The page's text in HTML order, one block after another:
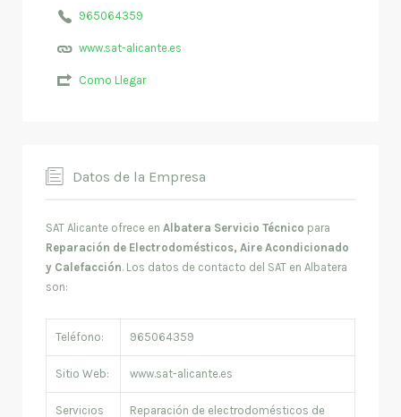
965064359
www.sat-alicante.es
Como Llegar
Datos de la Empresa
SAT Alicante ofrece en Albatera Servicio Técnico para
Reparación de Electrodomésticos, Aire Acondicionado
y Calefacción. Los datos de contacto del SAT en Albatera
son:
Teléfono: 965064359
Sitio Web: www.sat-alicante.es
Servicios
Reparación de electrodomésticos de